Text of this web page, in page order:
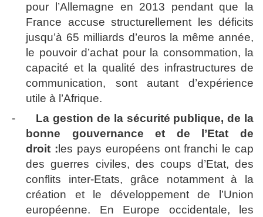
pour l’Allemagne en 2013 pendant que la
France accuse structurellement les déficits
jusqu’à 65 milliards d’euros la même année,
le pouvoir d’achat pour la consommation, la
capacité et la qualité des infrastructures de
communication, sont autant d’expérience
utile à l’Afrique.
-
La gestion de la sécurité publique, de la
bonne gouvernance et de l’Etat de
droit : les pays européens ont franchi le cap
des guerres civiles, des coups d’Etat, des
conflits inter-Etats, grâce notamment à la
création et le développement de l’Union
européenne. En Europe occidentale, les